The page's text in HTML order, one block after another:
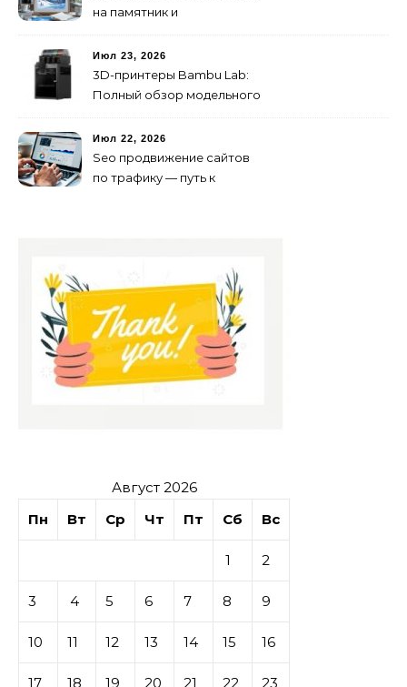
на памятник и
без лишних переплат
Июл 23, 2026
3D-принтеры Bambu Lab:
Полный обзор модельного
года
Июл 22, 2026
Seo продвижение сайтов
по трафику — путь к
Август 2026
Пн
Вт Ср Чт Пт Сб Вс
1 2
3 4 5 6 7 8 9
10 11 12 13 14 15 16
17 18 19 20 21 22 23